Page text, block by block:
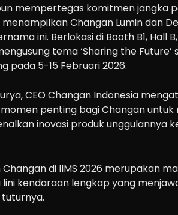
mempertegas komitmen jangka
Changan Lumin dan
ini. ​Berlokasi di Booth B1, Hall
tema ‘Sharing the
pada 5-15 Februari 2026.
CEO Changan Indonesia
penting bagi Changan
inovasi produk unggulannya
Changan di IIMS 2026 merupakan
kendaraan lengkap yang
tuturnya.